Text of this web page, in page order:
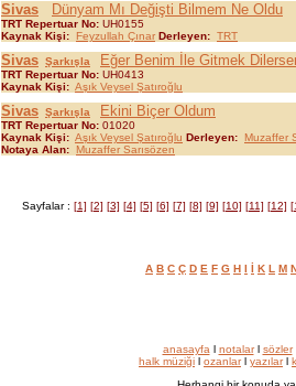
Sivas Dünyam Mı Değişti Bilmem Ne Oldu
TRT Repertuar No: UH0155
Kaynak Kişi: Feyzullah Çınar Derleyen: TRT
Sivas Şarkışla Eğer Benim İle Gitmek
TRT Repertuar No: UH0413
Kaynak Kişi: Aşık Veysel Şatıroğlu
Sivas Şarkışla Ekini Biçer Oldum
TRT Repertuar No: 01020
Kaynak Kişi: Aşık Veysel Şatıroğlu Derleyen: Muzaffer
Notaya Alan: Muzaffer Sarısözen
Sayfalar : [1] [2] [3] [4] [5] [6] [7] [8] [9] [10] [11] [12]
A B C Ç D E F G H I İ K L M
anasayfa l notalarl sözler
halk müziği l ozanlarl yazılarl